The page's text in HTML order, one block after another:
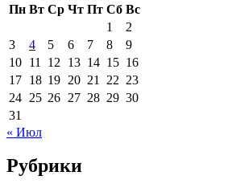
Пн Вт Ср Чт Пт Сб Вс
1
2
3
4 5 6 7 8
9
10 11 12 13 14 15 16
17 18 19 20 21 22 23
24 25 26 27 28 29 30
31
« Июл
Рубрики